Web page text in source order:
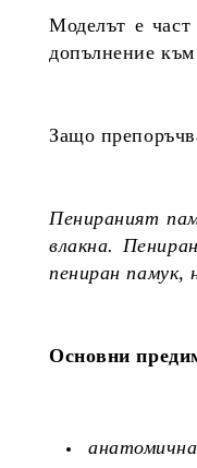
Моделът е
допълнение
Защо
Пенираният
влакна.
пениран памук,
Основни